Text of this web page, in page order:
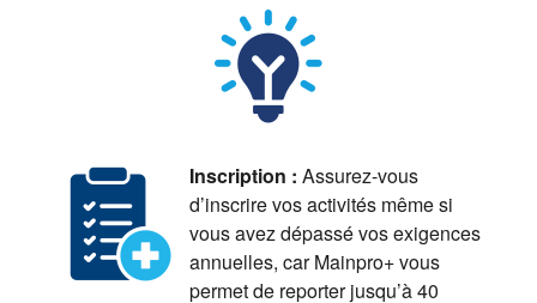
Inscription : Assurez-vous
d’inscrire vos activités même si
vous avez dépassé vos exigences
annuelles, car Mainpro+ vous
permet de reporter jusqu’à 40